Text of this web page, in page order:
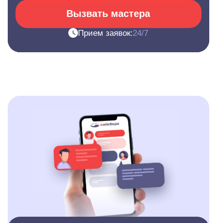
Вызвать мастера
Прием заявок:24/7